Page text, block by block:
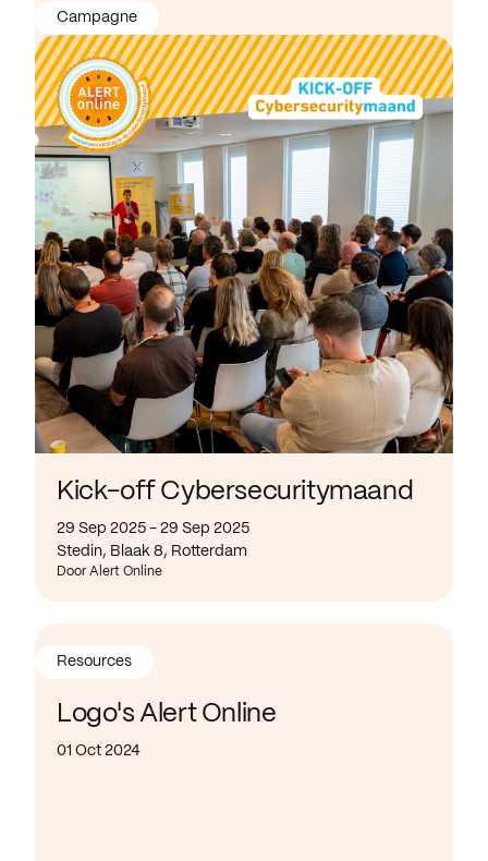
Kick-off Cybersecuritymaand
29 Sep 2025 - 29 Sep 2025
Stedin, Blaak 8, Rotterdam
Door Alert Online
Campagne
Logo's Alert Online
01 Oct 2024
Resources